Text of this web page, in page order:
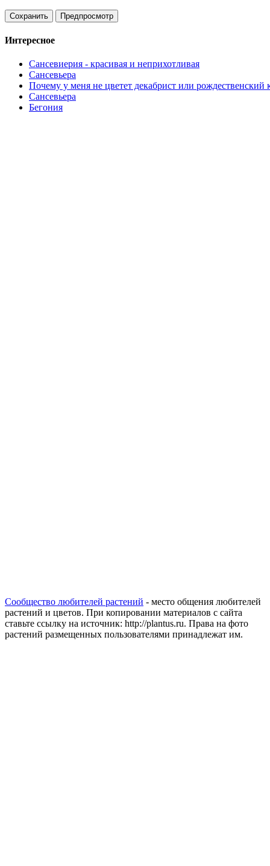
Интересное
Сансевиерия - красивая и неприхотливая
Сансевьера
Почему у меня не цветет декабрист или рождественский
Сансевьера
Бегония
Сообщество любителей растений - место общения любителей
растений и цветов. При копировании материалов с сайта
ставьте ссылку на источник: http://plantus.ru. Права на фото
растений размещенных пользователями принадлежат им.